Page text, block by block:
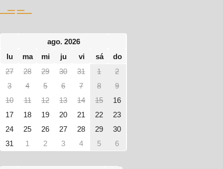
ago. 2026
lu
ma mi ju vi sá
do
27
28 29 30 31 1
2
3
4 5 6 7 8
9
10
11 12 13 14 15
16
17
18 19 20 21 22
23
24
25 26 27 28 29
30
31
1 2 3 4 5 6